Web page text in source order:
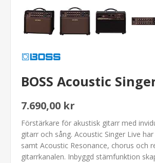
BOSS Acoustic
7.690,00 kr
Förstärkare för akustisk gitarr med
gitarr och sång. Acoustic Singer Live
samt Acoustic Resonance, chorus och
gitarrkanalen. Inbyggd stämfunktion